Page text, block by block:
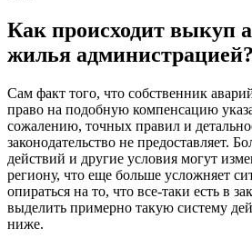
Как происходит выкуп
жилья администрацией?
Сам факт того, что собственник
право на подобную компенсацию
сожалению, точных правил и
законодательство не предоставляет.
действий и другие условия могут
региону, что еще больше усложняет
опираться на то, что все-таки есть в
выделить примерно такую систему
ниже.